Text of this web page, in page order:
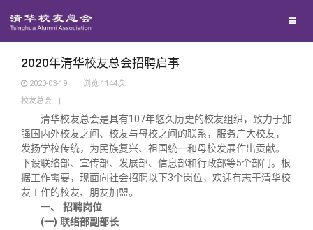
西南联大校友会
义工计划
新媒体平台
青春风采
校友讲坛
校友视界
信息化服务
实用信息
总会简介
总会章程
理事会名单
关闭
2020年清华校友总会招聘启事
2020-03-19 | 浏览 1144次
校友总会
|
清华校友总会是具有107年悠久历史的校友组织，致力于加
强国内外校友之间、校友与母校之间的联系，服务广大校友，
发扬学校传统，为民族复兴、祖国统一和母校发展作出贡献。
下设联络部、宣传部、发展部、信息部和行政部等5个部门。根
据工作需要，现面向社会招聘以下3个岗位，欢迎有志于清华校
友工作的校友、朋友加盟。
一、
招聘岗位
(一) 联络部副部长